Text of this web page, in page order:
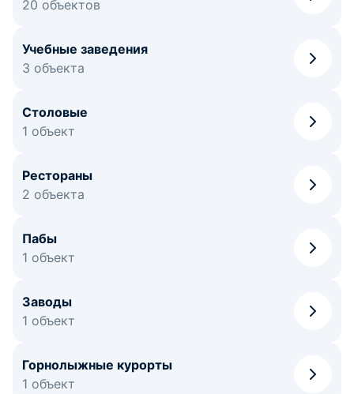
20 объектов
Учебные заведения
3 объекта
Столовые
1 объект
Рестораны
2 объекта
Пабы
1 объект
Заводы
1 объект
Горнолыжные курорты
1 объект